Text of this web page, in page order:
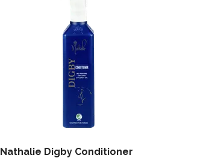
Nathalie Digby Conditioner